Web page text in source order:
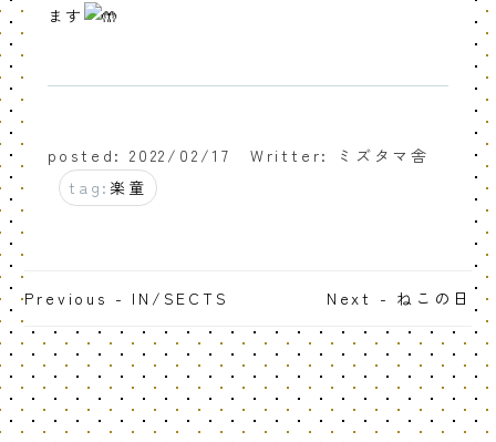
ます
posted: 2022/02/17
Writter: ミズタマ舎
tag:楽童
Previous - IN/SECTS Next - ねこの日